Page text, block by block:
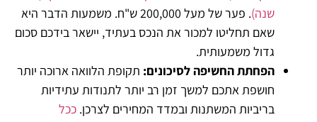
שנה)
. פער של מעל 200,000 ש"ח. משמעות הדבר היא
שאם תחליטו למכור את הנכס בעתיד, יישאר בידכם סכום
גדול משמעותית.
הפחתת החשיפה לסיכונים: תקופת הלוואה ארוכה יותר
חושפת אתכם למשך זמן רב יותר לתנודות עתידיות
בריביות המשתנות ובמדד המחירים לצרכן. ככל